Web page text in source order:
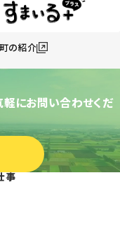
の紹介
にお問い合わせくだ